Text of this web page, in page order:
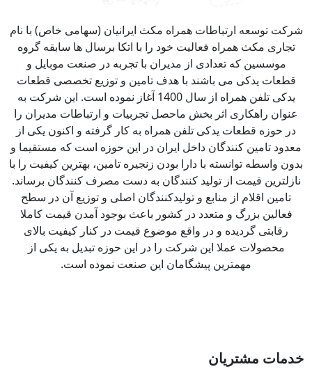
توسعه ارتباطات همراه مکث ایرانیان (سهامی خاص) با نام
مکث همراه فعالیت خود را با اتکا برسال ها سابقه گروه
موسسین که تعدادی از مدیران با تجربه در صنعت موبایل و
یدکی می باشند با هدف تامین و توزیع تخصصی قطعات
یدکی تلفن همراه از سال 1400 آغاز نموده است. این شرکت به
راهکاری اثر بخش ماحصل تجربیات و ارتباطات مدیران را
حوزه قطعات یدکی تلفن همراه به کار گرفته و اکنون یکی از
تامین کنندگان داخل ایران در این حوزه است که مستقیما و
واسطه توانسته با دارا بودن زنجیره تامین، بهترین کیفیت را با
قیمت از تولید کنندگان به دست مصرف کنندگان برساند.
تامین اقلام از منابع و تولیدکنندگان اصلی و توزیع آن در سطح
فعالین بزرگ و متعدد در کشور باعث بوجود آمدن قیمت کاملا
رقابتی گردیده و در واقع موضوع قیمت در کنار کیفیت بالای
محصولات عملا این شرکت را در این حوزه تبدیل به یکی از
مهمترین پیشگامان این صنعت نموده است.
مشتریان